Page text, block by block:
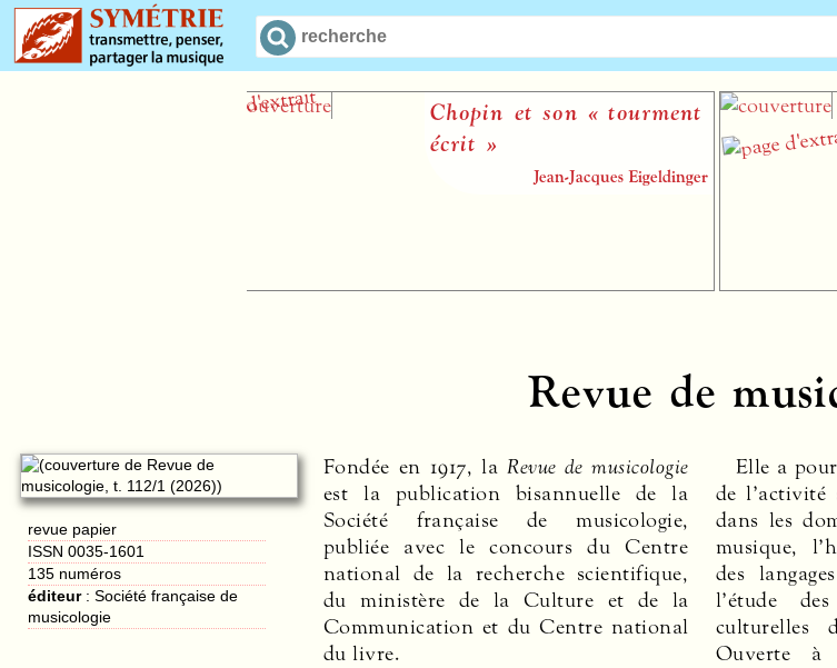
Chopin et son « tourment
écrit »
Jean-Jacques Eigeldinger
Revue de
revue papier
ISSN 0035-1601
135 numéros
éditeur:Société française de
musicologie
Fondée en 1917, laRevue de musicologie
est la publication bisannuelle de la
Société française de musicologie,
publiée avec le concours du Centre
national de la recherche scientifique,
du ministère de la Culture et de la
Communication et du Centre national
du livre.
Elle a
de
dans les
musique,
des
l’étude
culturelles
Ouverte à
l’histoire,
originaux,
comptes